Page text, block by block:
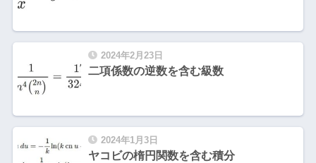
2024年2月23日
二項係数の逆数を含む級数
2024年1月3日
ヤコビの楕円関数を含む積分